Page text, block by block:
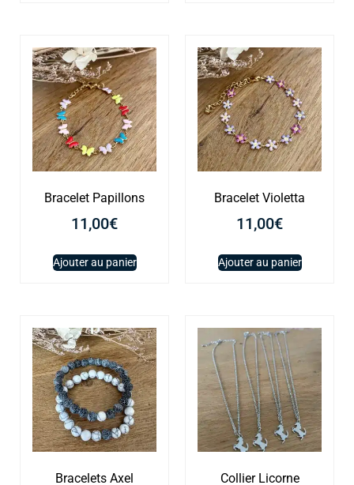
Bracelet Papillons
11,00€
Ajouter au panier
Bracelet Violetta
11,00€
Ajouter au panier
Bracelets Axel Collier Licorne